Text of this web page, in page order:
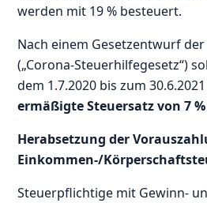
werden mit 19 % besteuert.
Nach einem Gesetzentwurf
(„Corona-Steuerhilfegesetz“)
dem 1.7.2020 bis zum
ermäßigte Steuersatz von 7 %
Herabsetzung der
Einkommen-/
Steuerpflichtige mit Gewinn-